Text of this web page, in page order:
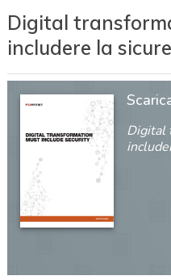
Digital
includere la
Digital